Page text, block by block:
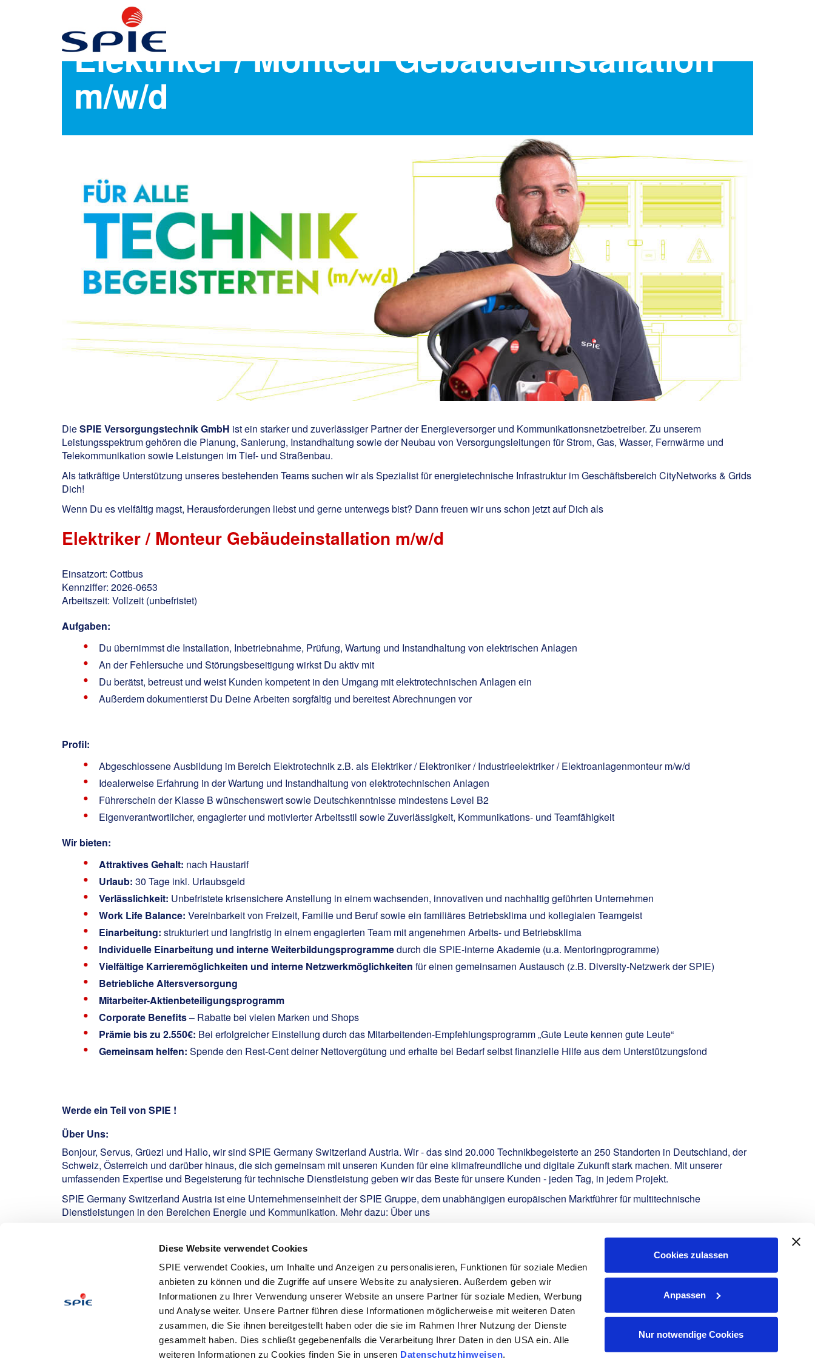
Diese Website verwendet Cookies
SPIE verwendet Cookies, um Inhalte und Anzeigen zu personalisieren, Funktionen für soziale Medien
anbieten zu können und die Zugriffe auf unsere Website zu analysieren. Außerdem geben wir
Informationen zu Ihrer Verwendung unserer Website an unsere Partner für soziale Medien, Werbung
und Analyse weiter. Unsere Partner führen diese Informationen möglicherweise mit weiteren Daten
zusammen, die Sie ihnen bereitgestellt haben oder die sie im Rahmen Ihrer Nutzung der Dienste
gesammelt haben. Dies schließt gegebenenfalls die Verarbeitung Ihrer Daten in den USA ein. Alle
weiteren Informationen zu Cookies finden Sie in unseren Datenschutzhinweisen.
Cookies zulassen
Anpassen
Nur notwendige Cookies
Elektriker / Monteur Gebäudeinstallation
m/w/d
DieSPIE Versorgungstechnik GmbH ist ein starker und zuverlässiger Partner der Energieversorger und Kommunikationsnetzbetreiber. Zu unserem
Leistungsspektrum gehören die Planung, Sanierung, Instandhaltung sowie der Neubau von Versorgungsleitungen für Strom, Gas, Wasser, Fernwärme und
Telekommunikation sowie Leistungen im Tief- und Straßenbau.
Als tatkräftige Unterstützung unseres bestehenden Teams suchen wir als Spezialist für energietechnische Infrastruktur im Geschäftsbereich CityNetworks & Grids
Dich!
Wenn Du es vielfältig magst, Herausforderungen liebst und gerne unterwegs bist? Dann freuen wir uns schon jetzt auf Dich als
Elektriker / Monteur Gebäudeinstallation m/w/d
Einsatzort: Cottbus
Kennziffer: 2026-0653
Arbeitszeit: Vollzeit (unbefristet)
Aufgaben:
Du übernimmst die Installation, Inbetriebnahme, Prüfung, Wartung und Instandhaltung von elektrischen Anlagen
An der Fehlersuche und Störungsbeseitigung wirkst Du aktiv mit
Du berätst, betreust und weist Kunden kompetent in den Umgang mit elektrotechnischen Anlagen ein
Außerdem dokumentierst Du Deine Arbeiten sorgfältig und bereitest Abrechnungen vor
Profil:
Abgeschlossene Ausbildung im Bereich Elektrotechnik z.B. als Elektriker / Elektroniker / Industrieelektriker / Elektroanlagenmonteur m/w/d
Idealerweise Erfahrung in der Wartung und Instandhaltung von elektrotechnischen Anlagen
Führerschein der Klasse B wünschenswert sowie Deutschkenntnisse mindestens Level B2
Eigenverantwortlicher, engagierter und motivierter Arbeitsstil sowie Zuverlässigkeit, Kommunikations- und Teamfähigkeit
Wir bieten:
Attraktives Gehalt: nach Haustarif
Urlaub: 30 Tage inkl. Urlaubsgeld
Verlässlichkeit: Unbefristete krisensichere Anstellung in einem wachsenden, innovativen und nachhaltig geführten Unternehmen
Work Life Balance: Vereinbarkeit von Freizeit, Familie und Beruf sowie ein familiäres Betriebsklima und kollegialen Teamgeist
Einarbeitung: strukturiert und langfristig in einem engagierten Team mit angenehmen Arbeits- und Betriebsklima
Individuelle Einarbeitung und interne Weiterbildungsprogrammedurch die SPIE-interne Akademie (u.a. Mentoringprogramme)
Vielfältige Karrieremöglichkeiten und interne Netzwerkmöglichkeiten für einen gemeinsamen Austausch (z.B. Diversity-Netzwerk der SPIE)
Betriebliche Altersversorgung
Mitarbeiter-Aktienbeteiligungsprogramm
Corporate Benefits– Rabatte bei vielen Marken und Shops
Prämie bis zu 2.550€: Bei erfolgreicher Einstellung durch das Mitarbeitenden-Empfehlungsprogramm „Gute Leute kennen gute Leute“
Gemeinsam helfen: Spende den Rest-Cent deiner Nettovergütung und erhalte bei Bedarf selbst finanzielle Hilfe aus dem Unterstützungsfond
Werde ein Teil von SPIE !
Über Uns:
Bonjour, Servus, Grüezi und Hallo, wir sind SPIE Germany Switzerland Austria. Wir - das sind 20.000 Technikbegeisterte an 250 Standorten in Deutschland, der
Schweiz, Österreich und darüber hinaus, die sich gemeinsam mit unseren Kunden für eine klimafreundliche und digitale Zukunft stark machen. Mit unserer
umfassenden Expertise und Begeisterung für technische Dienstleistung geben wir das Beste für unsere Kunden - jeden Tag, in jedem Projekt.
SPIE Germany Switzerland Austria ist eine Unternehmenseinheit der SPIE Gruppe, dem unabhängigen europäischen Marktführer für multitechnische
Dienstleistungen in den Bereichen Energie und Kommunikation. Mehr dazu: Über uns
Bewerben
Datenschutz|Impressum|Kontakt